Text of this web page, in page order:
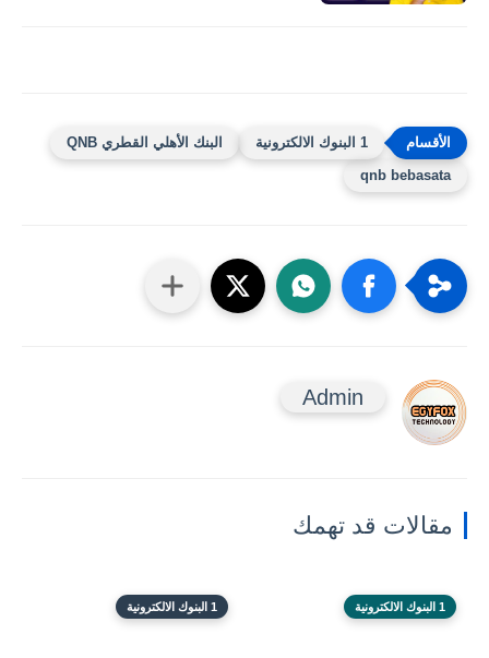
1 البنوك الالكترونية
البنك الأهلي القطري QNB
qnb bebasata
Admin
مقالات قد تهمك
1 البنوك الالكترونية 1 البنوك الالكترونية